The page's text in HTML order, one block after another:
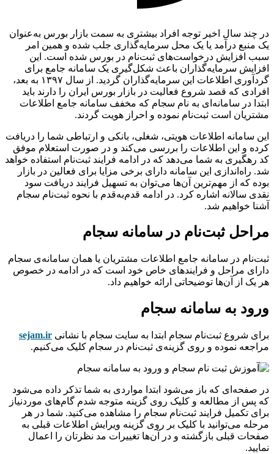
در چند سال اخیر توجه افراد بیشتری به سمت بازار بورس به‌عنوان
یک منبع درآمد یا یک محل سرمایه‌گذاری جلب شده و همین امر
سبب افزایش درخواست‌های ثبت‌نام در بورس شده است. این
افزایش سرمایه‌گذاران باعث شکل‌گیری یک سامانه جامع برای
گردآوری اطلاعات این سرمایه‌گذاران گردید. از سال ۱۳۹۷ به بعد،
افرادی که قصد شروع فعالیت در بازار بورس ایران را دارند باید
ابتدا در سامانه‌ای به نام سجام که مخفف سامانه جامع اطلاعات
مشتریان است ثبت‌نام نموده و احراز هویت گردند.
این سامانه اطلاعات هویتی، شغلی، بانکی و ارتباطی شما را دریافت
کرده و این اطلاعات را بررسی می‌کند و در صورت استعلام موفق
کد رهگیری به شما می‌دهد که در ادامه فرایند ثبت‌نام استفاده خواهد
شد. راه‌‌‌‌‌‌‌‌‌‌‌‌‌‌‌‌‌‌‌‌‌‌‌‌‌‌‌‌‌‌‌‌‌‌‌‌‌‌‌‌‌‌اندازی این سامانه دارای برخی مزایا برای فعالین در بازار
بوده که از مهم‌‌‌‌‌‌‌‌‌‌‌‌‌‌‌‌‌‌‌‌‌‌‌‌‌‌‌‌‌‌‌‌‌‌‌‌‌‌‌‌‌‌ترین آن‌‌‌‌‌‌‌‌‌‌‌‌‌‌‌‌‌‌‌‌‌‌‌‌‌‌‌‌‌‌‌‌‌‌‌‌‌‌‌‌‌‌ها می‌‌‌‌‌‌‌‌‌‌‌‌‌‌‌‌‌‌‌‌‌‌‌‌‌‌‌‌‌‌‌‌‌‌‌‌‌‌‌‌‌‌توان به تسهیل فرایند دریافت سود
نقدی سالانه اشاره کرد. در ادامه قدم‌به‌قدم با نحوه ثبت‌نام سجام
آشنا خواهیم شد.
مراحل ثبت‌نام در سامانه سجام
ثبت‌نام در سامانه جامع اطلاعات مشتریان یا همان سامانه‌‌‌‌‌‌‌‌‌‌‌‌‌‌‌‌‌‌‌‌‌‌‌‌‌‌‌‌‌‌‌‌‌‌‌‌‌‌‌‌‌‌ی سجام
دارای مراحل و فرایندهای خاص خود است که در ادامه در خصوص
هر یک از آن‌‌‌‌‌‌‌‌‌‌‌‌‌‌‌‌‌‌‌‌‌‌‌‌‌‌‌‌‌‌‌‌‌‌‌‌‌‌‌‌‌‌ها توضیحاتی ارائه خواهیم داد.
ورود به سامانه سجام
برای شروع ثبت‌نام سجام ابتدا به سایت سجام با نشانی sejam.ir
مراجعه نموده و روی گزینه‌‌‌‌‌‌‌‌‌‌‌‌‌‌‌‌‌‌‌‌‌‌‌‌‌‌‌‌‌‌‌‌‌‌‌‌‌‌‌‌‌‌ی ثبت‌نام در سجام کلیک می‌کنیم.
در صفحه‌ای که باز می‌شود ابتدا مواردی به شما تذکر داده می‌شود
که پس از مطالعه و کلیک روی گزینه متوجه شدم گام‌های موردنیاز
برای تکمیل فرایند ثبت‌نام سجام را مشاهده می‌کنید. شما در هر
مرحله می‌توانید با کلیک بر روی گزینه ویرایش اطلاعات قبلی به
صفحات قبلی بازگشته و در آن‌ها تغییرات مد نظرتان را اعمال
نمایید.